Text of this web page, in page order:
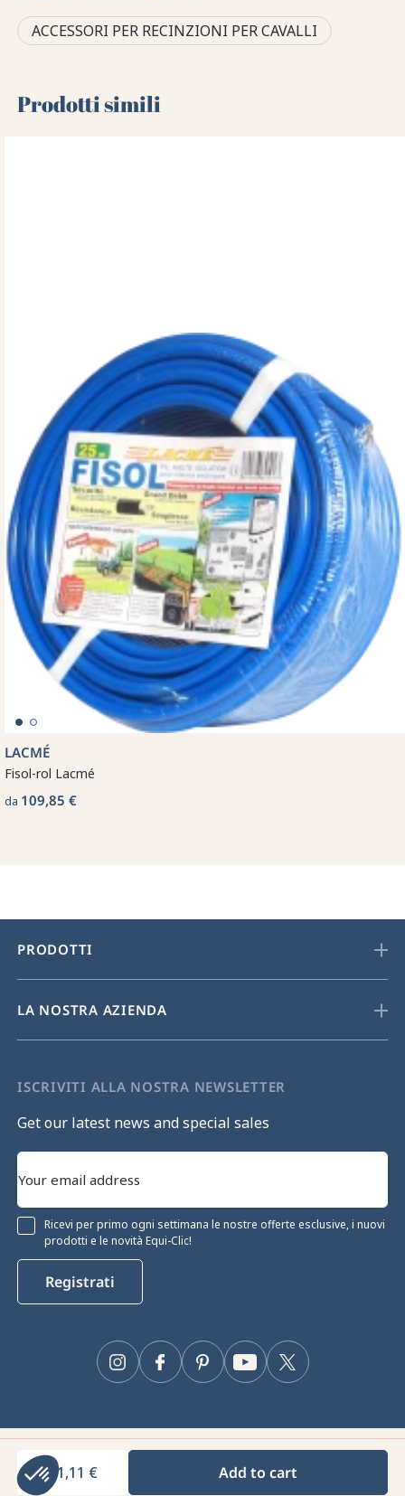
51,11 € Add to cart
ACCESSORI PER RECINZIONI PER CAVALLI
Prodotti simili
LACMÉ
Fisol-rol Lacmé
da 109,85 €
PRODOTTI
LA NOSTRA AZIENDA
ISCRIVITI ALLA NOSTRA NEWSLETTER
Get our latest news and special sales
Ricevi per primo ogni settimana le nostre offerte esclusive, i nuovi
prodotti e le novità Equi-Clic!
Registrati
Facebook Twitter
YouTube
Pinterest
Instagram
Equiclic © 2026
Gestione dei cookie